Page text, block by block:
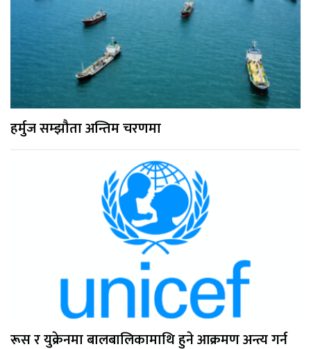
हर्मुज सम्झौता अन्तिम चरणमा
रूस र युक्रेनमा बालबालिकामाथि हुने आक्रमण अन्त्य गर्न